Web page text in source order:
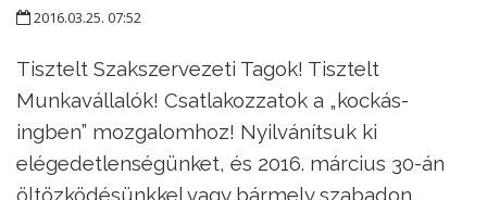
2016.03.25. 07:52
Tisztelt Szakszervezeti Tagok! Tisztelt
Munkavállalók! Csatlakozzatok a „kockás-
ingben” mozgalomhoz! Nyilvánítsuk ki
elégedetlenségünket, és 2016. március 30-án
öltözködésünkkel vagy bármely szabadon